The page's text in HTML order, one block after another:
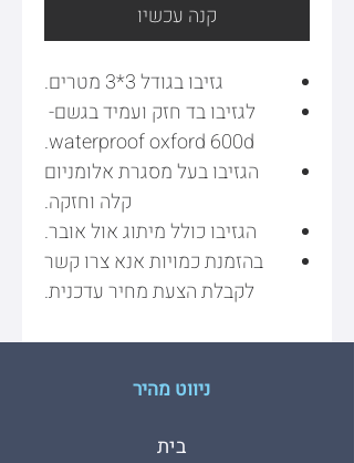
קנה עכשיו
גזיבו בגודל 3*3 מטרים.
לגזיבו בד חזק ועמיד בגשם-
waterproof oxford 600d.
הגזיבו בעל מסגרת אלומניום
קלה וחזקה.
הגזיבו כולל מיתוג אול אובר.
בהזמנת כמויות אנא צרו קשר
לקבלת הצעת מחיר עדכנית.
ניווט מהיר
בית